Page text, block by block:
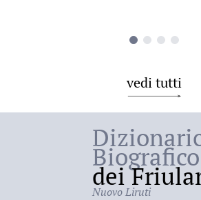
vedi tutti
Biografico
dei
Nuovo Liruti